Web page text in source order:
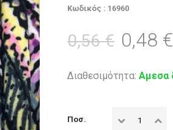
Κωδικός : 16960
0,56 € 0,48 €
Διαθεσιμότητα: Αμεσα
Ποσ.